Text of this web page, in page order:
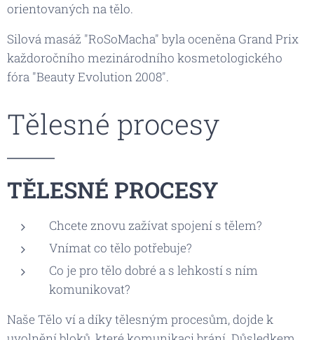
orientovaných na tělo.
Silová masáž "RoSoMacha" byla oceněna Grand Prix
každoročního mezinárodního kosmetologického
fóra "Beauty Evolution 2008".
Tělesné procesy
TĚLESNÉ PROCESY
Chcete znovu zažívat spojení s tělem?
Vnímat co tělo potřebuje?
Co je pro tělo dobré a s lehkostí s ním
komunikovat?
Naše Tělo ví a díky tělesným procesům, dojde k